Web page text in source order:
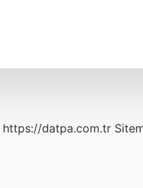
https://datpa.com.tr